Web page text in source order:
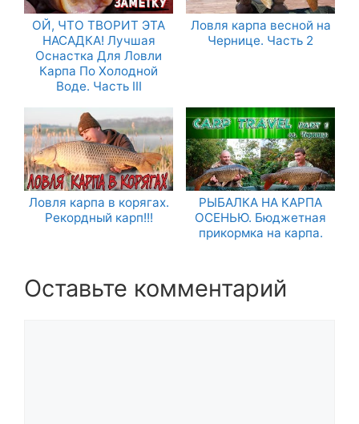
ОЙ, ЧТО ТВОРИТ ЭТА
НАСАДКА! Лучшая
Оснастка Для Ловли
Карпа По Холодной
Воде. Часть III
Ловля карпа весной на
Чернице. Часть 2
Ловля карпа в корягах.
Рекордный карп!!!
РЫБАЛКА НА КАРПА
ОСЕНЬЮ. Бюджетная
прикормка на карпа.
Оставьте комментарий